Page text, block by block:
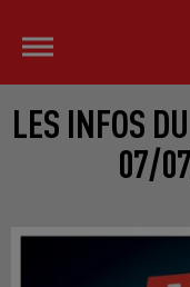
LES INFOS
07/